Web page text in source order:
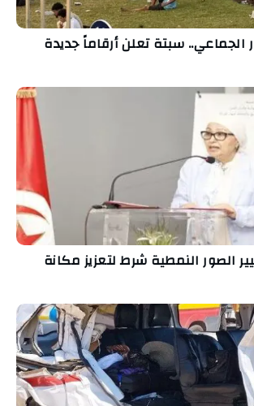
الجماعي.. سبتة تعلن أرقاماً جديدة
الصور النمطية شرط لتعزيز مكانة